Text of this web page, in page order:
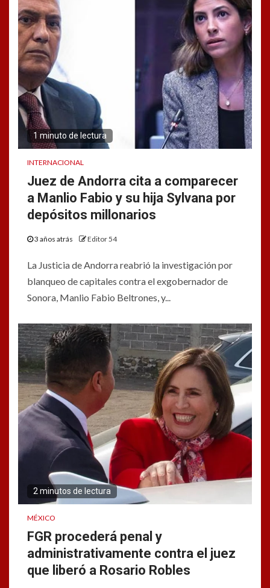
1 minuto de lectura
INTERNACIONAL
Juez de Andorra cita a comparecer
a Manlio Fabio y su hija Sylvana por
depósitos millonarios
3 años atrás Editor 54
La Justicia de Andorra reabrió la investigación por
blanqueo de capitales contra el exgobernador de
Sonora, Manlio Fabio Beltrones, y...
2 minutos de lectura
MÉXICO
FGR procederá penal y
administrativamente contra el juez
que liberó a Rosario Robles